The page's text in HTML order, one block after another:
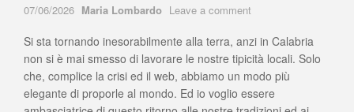
07/06/2026 Author
Maria Lombardo Leave a comment
la
Calabria
ha
il
suo,
Si sta tornando inesorabilmente alla terra, anzi in Calabria
non si è mai smesso di lavorare le nostre tipicità locali. Solo
che, complice la crisi ed il web, abbiamo un modo più
elegante di proporle al mondo. Ed io voglio essere